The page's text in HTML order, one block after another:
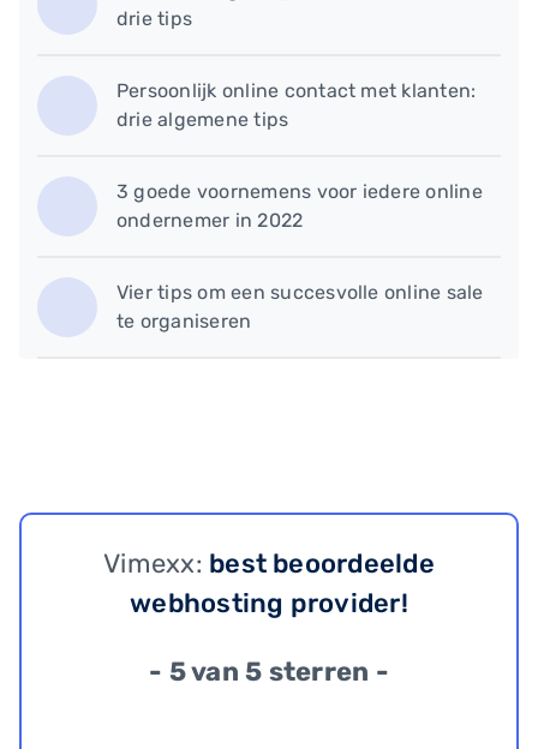
drie tips
Persoonlijk online contact met klanten:
drie algemene tips
3 goede voornemens voor iedere online
ondernemer in 2022
Vier tips om een succesvolle online sale
te organiseren
Vimexx: best beoordeelde
webhosting provider!
- 5 van 5 sterren -